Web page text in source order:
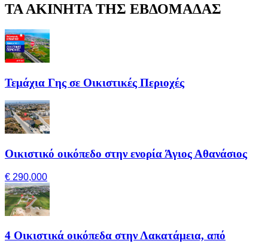
ΤΑ ΑΚΙΝΗΤΑ ΤΗΣ ΕΒΔΟΜΑΔΑΣ
Τεμάχια Γης σε Οικιστικές Περιοχές
Οικιστικό οικόπεδο στην ενορία Άγιος Αθανάσιος
€ 290,000
4 Οικιστικά οικόπεδα στην Λακατάμεια, από